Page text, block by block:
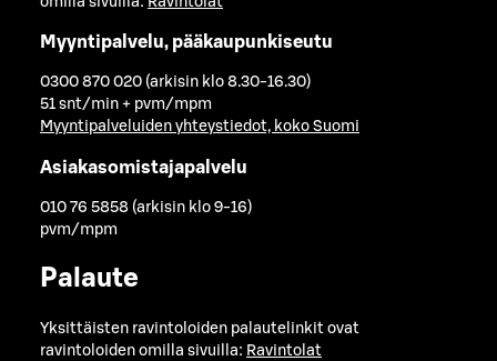
Myyntipalvelu, pääkaupunkiseutu
0300 870 020 (arkisin klo 8.30-16.30)
51 snt/min + pvm/mpm
Myyntipalveluiden yhteystiedot, koko Suomi
Asiakasomistajapalvelu
010 76 5858 (arkisin klo 9-16)
pvm/mpm
Palaute
Yksittäisten ravintoloiden palautelinkit ovat
ravintoloiden omilla sivuilla: Ravintolat